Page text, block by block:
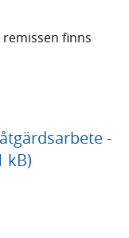
finns
-
kB)